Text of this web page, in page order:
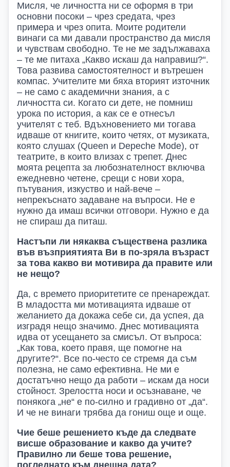
Мисля, че личността ни се оформя в три
основни посоки – чрез средата, чрез
примера и чрез опита. Моите родители
винаги са ми давали пространство да мисля
и чувствам свободно. Те не ме задължаваха
– те ме питаха „Какво искаш да направиш?“.
Това развива самостоятелност и вътрешен
компас. Учителите ми бяха вторият източник
– не само с академични знания, а с
личността си. Когато си дете, не помниш
урока по история, а как се е отнесъл
учителят с теб. Вдъхновението ми тогава
идваше от книгите, които четях, от музиката,
която слушах (Queen и Depeche Mode), от
театрите, в които влизах с трепет. Днес
моята рецепта за любознателност включва
ежедневно четене, срещи с нови хора,
пътувания, изкуство и най-вече –
непрекъснато задаване на въпроси. Не е
нужно да имаш всички отговори. Нужно е да
не спираш да питаш.
Настъпи ли някаква съществена разлика
във възприятията Ви в по-зряла възраст
за това какво ви мотивира да правите или
не нещо?
Да, с времето приоритетите се пренареждат.
В младостта ми мотивацията идваше от
желанието да докажа себе си, да успея, да
изградя нещо значимо. Днес мотивацията
идва от усещането за смисъл. От въпроса:
„Как това, което правя, ще помогне на
другите?“. Все по-често се стремя да съм
полезна, не само ефективна. Не ми е
достатъчно нещо да работи – искам да носи
стойност. Зрелостта носи и осъзнаване, че
понякога „не“ е по-силно и градивно от „да“.
И че не винаги трябва да гониш още и още.
Чие беше решението къде да следвате
висше образование и какво да учите?
Правилно ли беше това решение,